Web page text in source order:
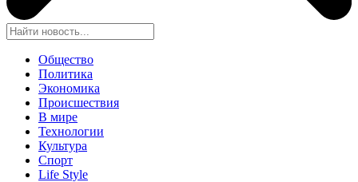
Общество
Политика
Экономика
Происшествия
В мире
Технологии
Культура
Спорт
Life Style